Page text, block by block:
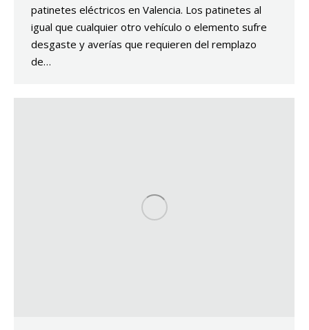
patinetes eléctricos en Valencia. Los patinetes al
igual que cualquier otro vehículo o elemento sufre
desgaste y averías que requieren del remplazo
de…